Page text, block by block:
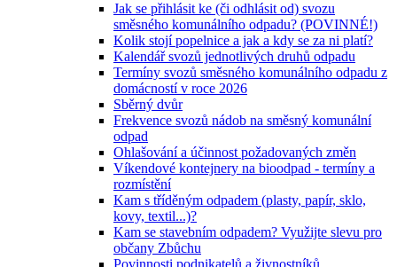
Jak se přihlásit ke (či odhlásit od) svozu
směsného komunálního odpadu? (POVINNÉ!)
Kolik stojí popelnice a jak a kdy se za ni platí?
Kalendář svozů jednotlivých druhů odpadu
Termíny svozů směsného komunálního odpadu z
domácností v roce 2026
Sběrný dvůr
Frekvence svozů nádob na směsný komunální
odpad
Ohlašování a účinnost požadovaných změn
Víkendové kontejnery na bioodpad - termíny a
rozmístění
Kam s tříděným odpadem (plasty, papír, sklo,
kovy, textil...)?
Kam se stavebním odpadem? Využijte slevu pro
občany Zbůchu
Povinnosti podnikatelů a živnostníků